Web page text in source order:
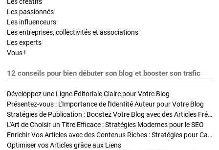
Les créatifs
Les passionnés
Les influenceurs
Les entreprises, collectivités et associations
Les experts
Vous !
12 conseils pour bien débuter son blog et booster son trafic
Développez une Ligne Éditoriale Claire pour Votre Blog
Présentez-vous : L'Importance de l'Identité Auteur pour Votre Blog
Stratégies de Publication : Boostez Votre Blog avec des Articles Fréquents et Exclusifs
L'Art de Choisir un Titre Efficace : Stratégies Modernes pour le SEO
Enrichir Vos Articles avec des Contenus Riches : Stratégies pour Captiver et Optimiser
Optimiser vos Articles grâce aux Liens